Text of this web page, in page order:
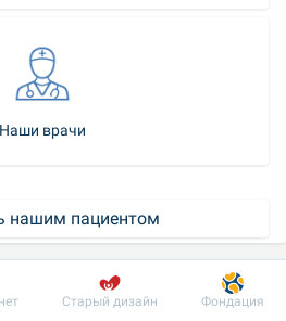
Наши врачи
нашим пациентом
центр
Пациенту
Старый дизайн Фондация